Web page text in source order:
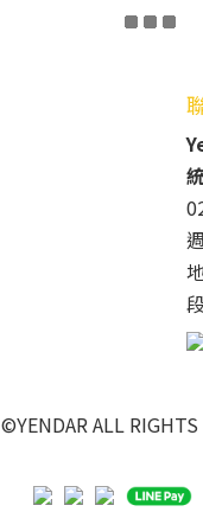
©YENDAR ALL RIGHTS